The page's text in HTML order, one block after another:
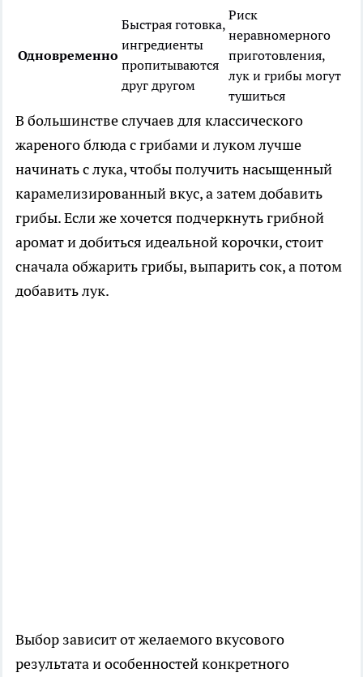
Одновременно
Быстрая готовка,
ингредиенты
пропитываются
друг другом
Риск
неравномерного
приготовления,
лук и грибы могут
тушиться
В большинстве случаев для классического
жареного блюда с грибами и луком лучше
начинать с лука, чтобы получить насыщенный
карамелизированный вкус, а затем добавить
грибы. Если же хочется подчеркнуть грибной
аромат и добиться идеальной корочки, стоит
сначала обжарить грибы, выпарить сок, а потом
добавить лук.
Выбор зависит от желаемого вкусового
результата и особенностей конкретного